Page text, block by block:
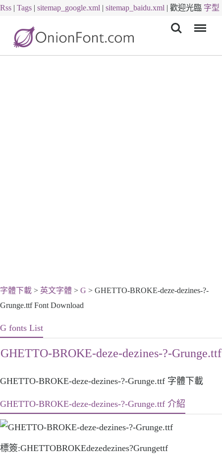
Rss | Tags | sitemap_google.xml | sitemap_baidu.xml | 歡迎光臨 字型
字體下載 > 英文字體 > G > GHETTO-BROKE-deze-dezines-?-
Grunge.ttf Font Download
G fonts List
GHETTO-BROKE-deze-dezines-?-Grunge.ttf
GHETTO-BROKE-deze-dezines-?-Grunge.ttf 字體下載
GHETTO-BROKE-deze-dezines-?-Grunge.ttf 介紹
標簽:GHETTOBROKEdezedezines?Grungettf